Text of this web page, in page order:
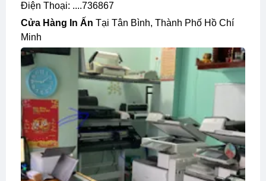
Điện Thoại: ....736867
Cửa Hàng In Ấn Tại Tân Bình, Thành Phố Hồ Chí
Minh